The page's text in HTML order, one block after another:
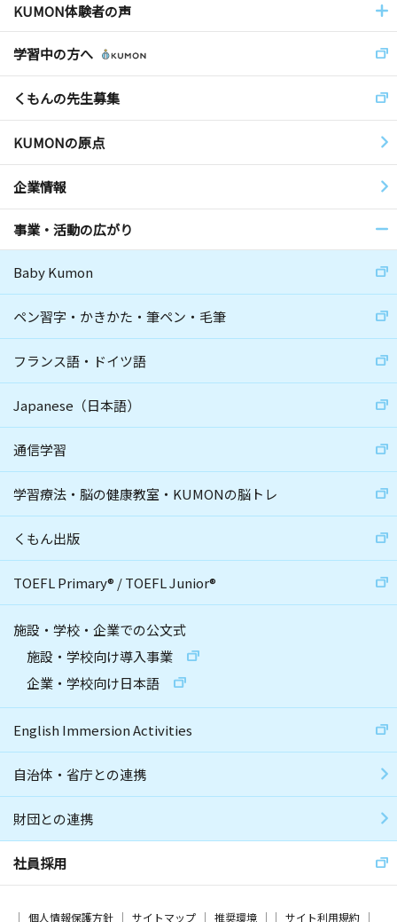
KUMON体験者の声
学習中の方へ
くもんの先生募集
KUMONの原点
企業情報
事業・活動の広がり
Baby Kumon
ペン習字・かきかた・筆ペン・毛筆
フランス語・ドイツ語
Japanese（日本語）
通信学習
学習療法・脳の健康教室・KUMONの脳トレ
くもん出版
TOEFL Primary® /TOEFL Junior®
施設・学校・企業での公文式
施設・学校向け導入事業
企業・学校向け日本語
English Immersion Activities
自治体・省庁との連携
財団との連携
社員採用
個人情報保護方針 サイトマップ 推奨環境 サイト利用規約